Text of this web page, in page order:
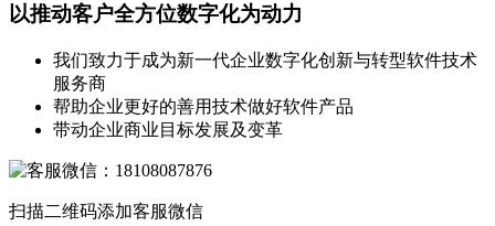
以推动客户全方位数字化为动力
我们致力于成为新一代企业数字化创新与转型软件技术
服务商
帮助企业更好的善用技术做好软件产品
带动企业商业目标发展及变革
扫描二维码添加客服微信